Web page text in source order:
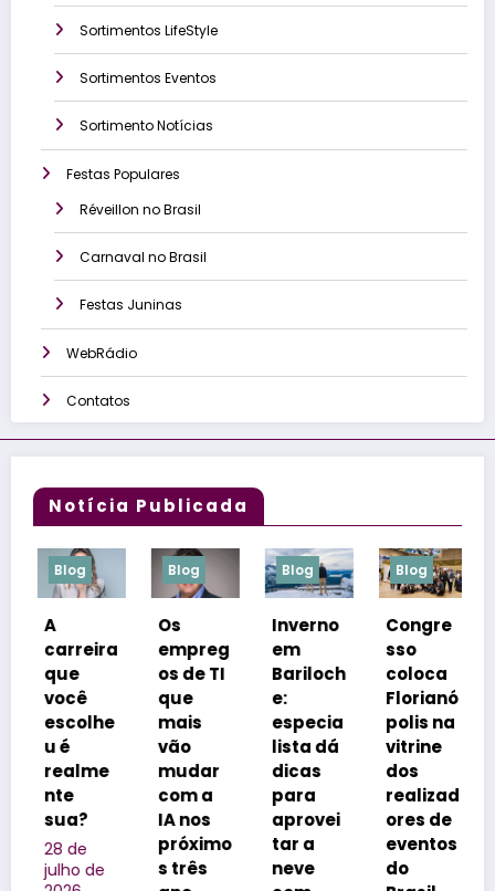
Sortimentos LifeStyle
Sortimentos Eventos
Sortimento Notícias
Festas Populares
Réveillon no Brasil
Carnaval no Brasil
Festas Juninas
WebRádio
Contatos
Notícia Publicada
Blog
Os
empreg
os de TI
que
mais
vão
mudar
com a
IA nos
próximo
s três
Blog
Inverno
em
Bariloch
e:
especia
lista dá
dicas
para
aprovei
tar a
neve
Blog
Congre
sso
coloca
Florianó
polis na
vitrine
dos
realizad
ores de
eventos
do
Blog
Netos
inspira
m
rótulos
e
reforça
m o
legado
da
família
na